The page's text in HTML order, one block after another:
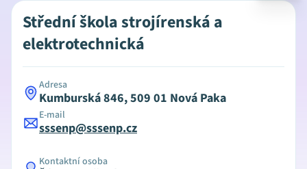
Střední škola strojírenská a
elektrotechnická
Adresa
Kumburská 846, 509 01 Nová Paka
E-mail
sssenp@sssenp.cz
Kontaktní osoba